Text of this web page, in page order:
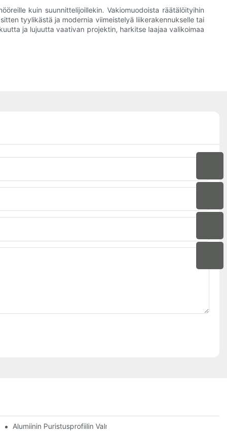
kuin suunnittelijoillekin. Vakiomuodoista räätälöityihin
tyylikästä ja modernia viimeistelyä liikerakennukselle tai
ja lujuutta vaativan projektin, harkitse laajaa valikoimaa
Maailmanlaajuisille Ostajille
Alumiinin Puristusprofiilin Valmistusprosessi